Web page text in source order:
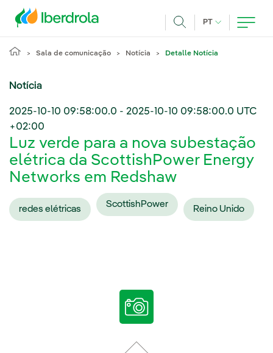
PT IDIOMA ATUAL,
Sala de comunicação Notícia Detalle Notícia
Notícia
2025-10-10 09:58:00.0 - 2025-10-10 09:58:00.0 UTC
+02:00
Luz verde para a nova subestação
elétrica da ScottishPower Energy
Networks em Redshaw
redes elétricas ScottishPower Reino Unido